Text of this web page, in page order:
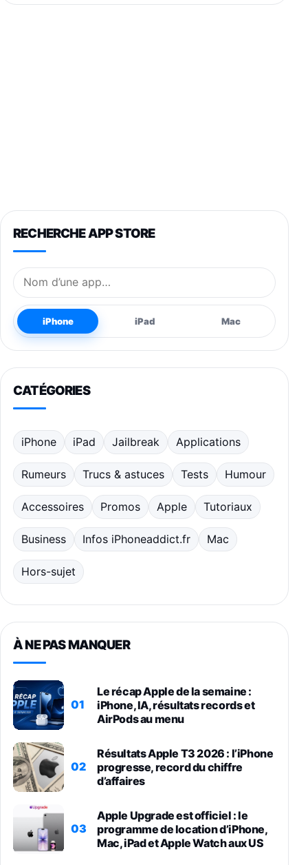
RECHERCHE APP STORE
Nom de l’application
iPhone iPad Mac
CATÉGORIES
iPhone iPad Jailbreak Applications
Rumeurs Trucs & astuces Tests Humour
Accessoires Promos Apple Tutoriaux
Business Infos iPhoneaddict.fr Mac
Hors-sujet
À NE PAS MANQUER
01
Le récap Apple de la semaine :
iPhone, IA, résultats records et
AirPods au menu
02
Résultats Apple T3 2026 : l’iPhone
progresse, record du chiffre
d’affaires
03
Apple Upgrade est officiel : le
programme de location d’iPhone,
Mac, iPad et Apple Watch aux US